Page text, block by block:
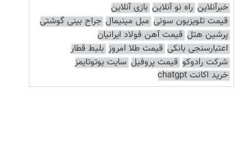
خبرآنلاین راه نو آنلاین بازی آنلاین
قیمت تلویزیون سونی مبل مینیمال جراح بینی گوشتی
پرشین هتل قیمت آهن فولاد ایرانیان
اعتبارسنجی بانکی قیمت طلا امروز بلیط قطار
شرکت رادوکو قیمت پروفیل سایت یوتوتایمز
خرید اکانت chatgpt